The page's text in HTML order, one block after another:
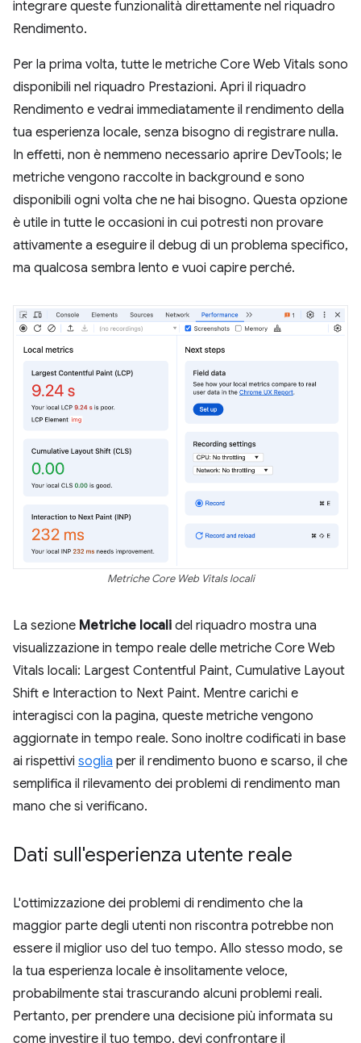
integrare queste funzionalità direttamente nel riquadro
Rendimento.
Per la prima volta, tutte le metriche Core Web Vitals sono
disponibili nel riquadro Prestazioni. Apri il riquadro
Rendimento e vedrai immediatamente il rendimento della
tua esperienza locale, senza bisogno di registrare nulla.
In effetti, non è nemmeno necessario aprire DevTools; le
metriche vengono raccolte in background e sono
disponibili ogni volta che ne hai bisogno. Questa opzione
è utile in tutte le occasioni in cui potresti non provare
attivamente a eseguire il debug di un problema specifico,
ma qualcosa sembra lento e vuoi capire perché.
Metriche Core Web Vitals locali
La sezione Metriche locali del riquadro mostra una
visualizzazione in tempo reale delle metriche Core Web
Vitals locali: Largest Contentful Paint, Cumulative Layout
Shift e Interaction to Next Paint. Mentre carichi e
interagisci con la pagina, queste metriche vengono
aggiornate in tempo reale. Sono inoltre codificati in base
ai rispettivi soglia per il rendimento buono e scarso, il che
semplifica il rilevamento dei problemi di rendimento man
mano che si verificano.
Dati sull'esperienza utente reale
L'ottimizzazione dei problemi di rendimento che la
maggior parte degli utenti non riscontra potrebbe non
essere il miglior uso del tuo tempo. Allo stesso modo, se
la tua esperienza locale è insolitamente veloce,
probabilmente stai trascurando alcuni problemi reali.
Pertanto, per prendere una decisione più informata su
come investire il tuo tempo, devi confrontare il